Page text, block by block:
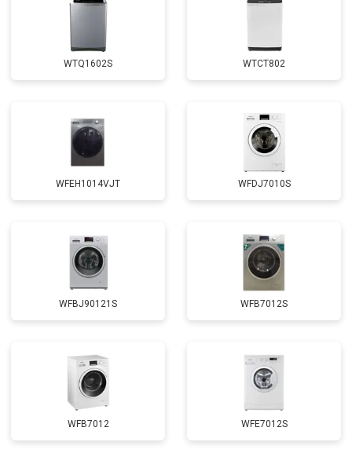
Ремонт платы управления
Корпусный ремонт (замена резинок,
креплений, кнопок)
Замена амортизаторов от 2000 ₽ Заказать
Замена подшипников от 2800 ₽ Заказать
Замена мотора от 3800 ₽ Заказать
температуры
от 2200 ₽ Заказать
Замена ТЭН от 2300 ₽ Заказать
Замена заливного шланга от 2150 ₽ Заказать
Замена прессостата от 3350 ₽
Замена сливного насоса от 3450 ₽ Заказать
WTQ1602S WTCT802
WFEH1014VJT WFDJ7010S
WFBJ90121S WFB7012S
WFB7012 WFE7012S